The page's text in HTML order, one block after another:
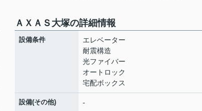
ＡＸＡＳ大塚の詳細情報
設備条件
エレベーター
耐震構造
光ファイバー
オートロック
宅配ボックス
設備(その他) -